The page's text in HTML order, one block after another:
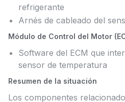
refrigerante
Arnés de cableado del
Módulo de Control del Motor
Software del ECM que
sensor de temperatura
Resumen de la situación
Los componentes